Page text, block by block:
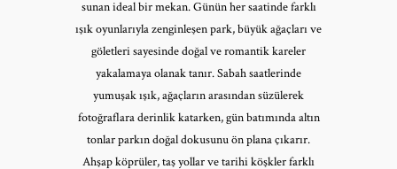
sunan ideal bir mekan. Günün her saatinde farklı
ışık oyunlarıyla zenginleşen park, büyük ağaçları ve
göletleri sayesinde doğal ve romantik kareler
yakalamaya olanak tanır. Sabah saatlerinde
yumuşak ışık, ağaçların arasından süzülerek
fotoğraflara derinlik katarken, gün batımında altın
tonlar parkın doğal dokusunu ön plana çıkarır.
Ahşap köprüler, taş yollar ve tarihi köşkler farklı